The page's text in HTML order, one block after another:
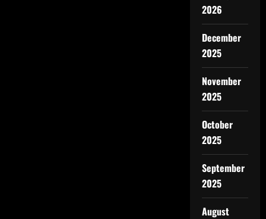
2026
December
2025
November
2025
October
2025
September
2025
August